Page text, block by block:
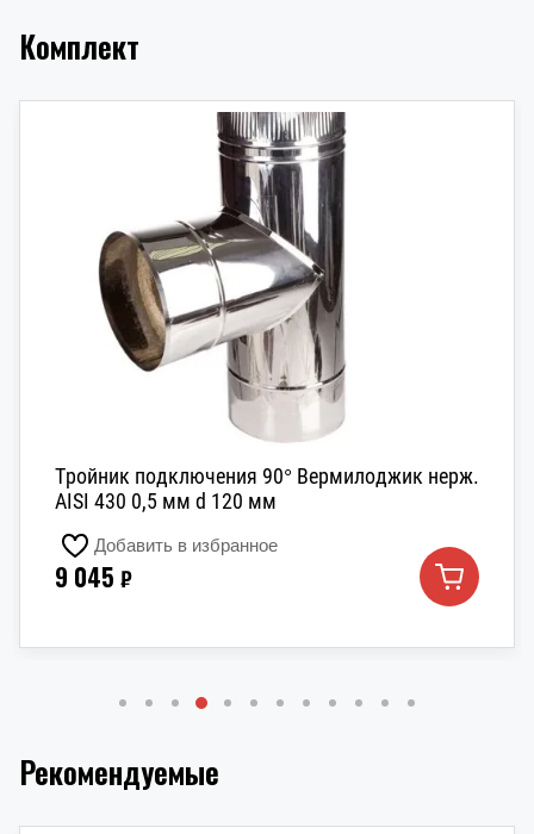
Комплект
Тройник подключения 90° Вермилоджик нерж.
AISI 430 0,5 мм d 120 мм
Добавить в избранное
9 045 ₽
Рекомендуемые